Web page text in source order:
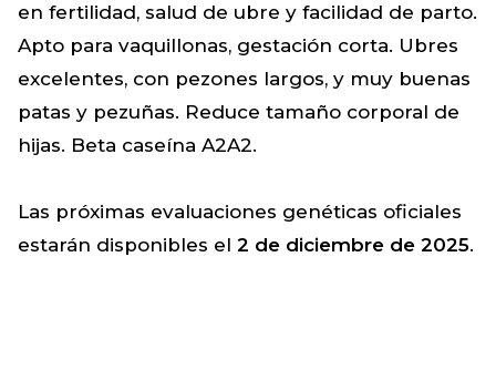
en fertilidad, salud de ubre y facilidad de parto.
Apto para vaquillonas, gestación corta. Ubres
excelentes, con pezones largos, y muy buenas
patas y pezuñas. Reduce tamaño corporal de
hijas. Beta caseína A2A2.
Las próximas evaluaciones genéticas oficiales
estarán disponibles el 2 de diciembre de 2025.